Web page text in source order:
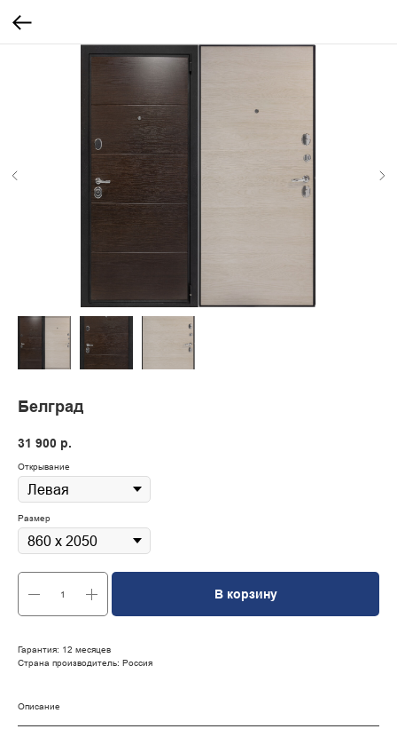
Белград
31 900 р.
Открывание
Размер
В корзину
Гарантия: 12 месяцев
Страна производитель: Россия
Описание